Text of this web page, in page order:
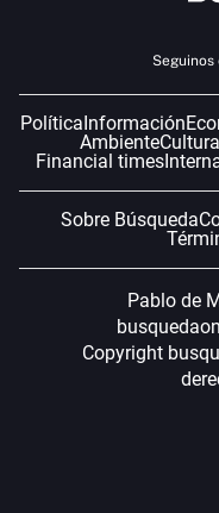
Seguinos
PolíticaInformación
AmbienteCultura
Financial times
Sobre Búsqueda
Pablo de
Copyright